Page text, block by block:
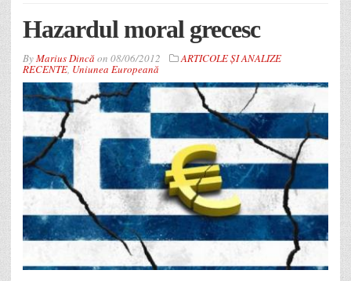
Hazardul moral grecesc
ByMarius Dincăon 08/06/2012 ARTICOLE ȘI ANALIZE
RECENTE, Uniunea Europeană